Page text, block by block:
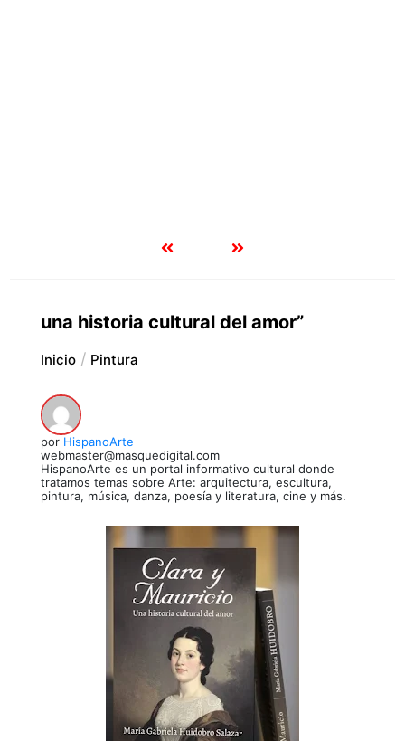
una historia cultural del amor”
Inicio Pintura
por HispanoArte
webmaster@masquedigital.com
HispanoArte es un portal informativo cultural donde
tratamos temas sobre Arte: arquitectura, escultura,
pintura, música, danza, poesía y literatura, cine y más.